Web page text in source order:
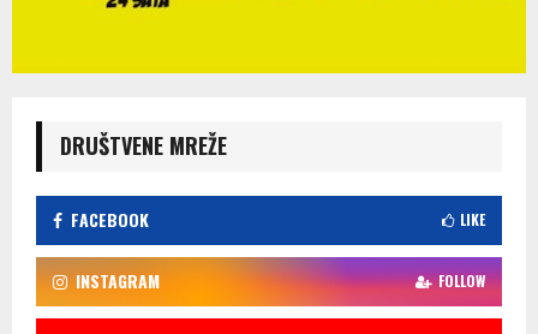
DRUŠTVENE MREŽE
FACEBOOK LIKE
INSTAGRAM FOLLOW